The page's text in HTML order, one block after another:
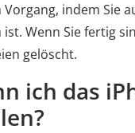
indem Sie
Wenn Sie fertig
gelöscht.
ich das